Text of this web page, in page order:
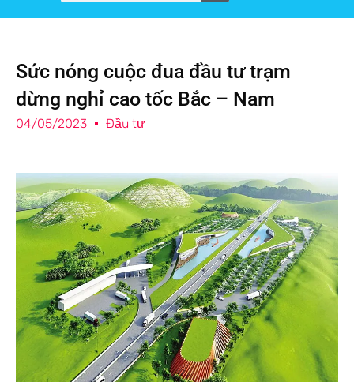
Sức nóng cuộc đua đầu tư trạm
dừng nghỉ cao tốc Bắc – Nam
04/05/2023 Đầu tư